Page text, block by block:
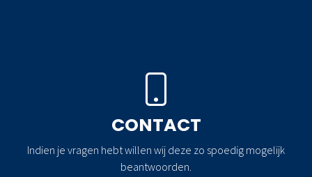
CONTACT
Indien je vragen hebt willen wij deze zo spoedig mogelijk
beantwoorden.